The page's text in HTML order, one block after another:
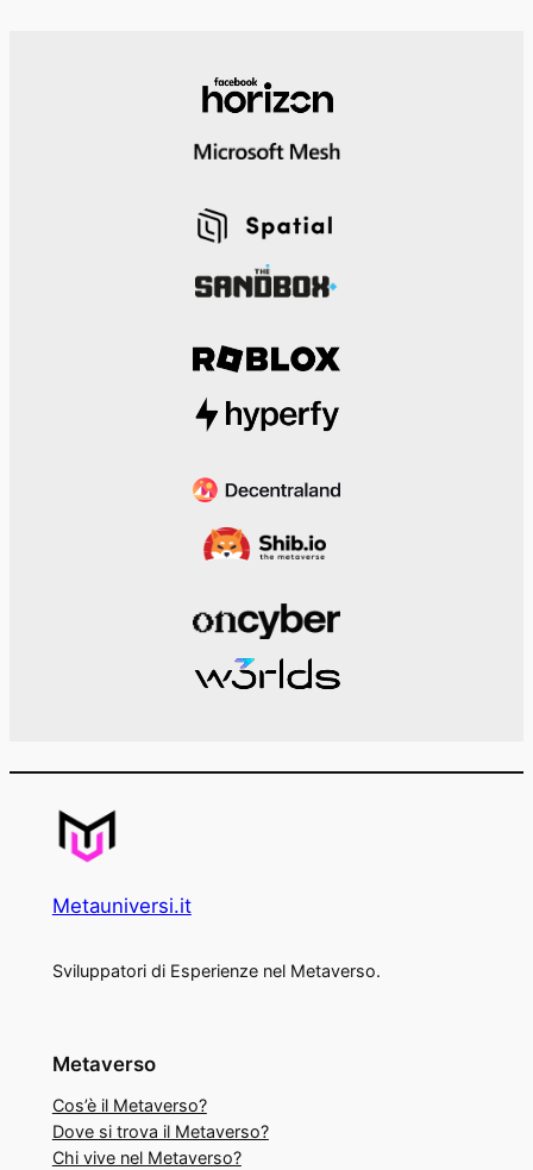
Metauniversi.it
Sviluppatori di Esperienze nel Metaverso.
Metaverso
Cos’è il Metaverso?
Dove si trova il Metaverso?
Chi vive nel Metaverso?